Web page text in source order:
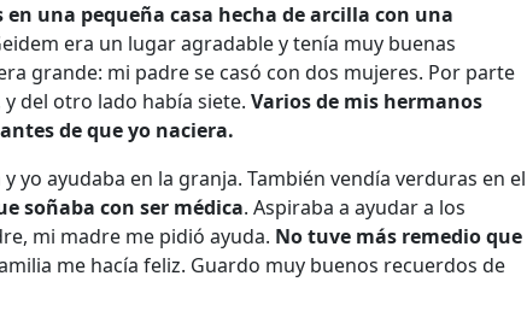
en una pequeña casa hecha de arcilla con una
era un lugar agradable y tenía muy buenas
grande: mi padre se casó con dos mujeres. Por parte
del otro lado había siete. Varios de mis hermanos
de que yo naciera.
yo ayudaba en la granja. También vendía verduras en el
soñaba con ser médica. Aspiraba a ayudar a los
mi madre me pidió ayuda. No tuve más remedio que
me hacía feliz. Guardo muy buenos recuerdos de